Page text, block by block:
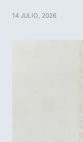
14 JULIO, 2026